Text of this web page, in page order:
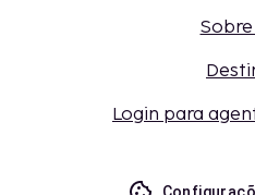
Login para